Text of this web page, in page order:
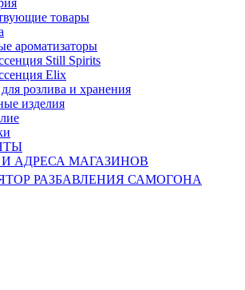
товары
ароматизаторы
Still Spirits
Elix
розлива и хранения
изделия
АДРЕСА МАГАЗИНОВ
РАЗБАВЛЕНИЯ САМОГОНА